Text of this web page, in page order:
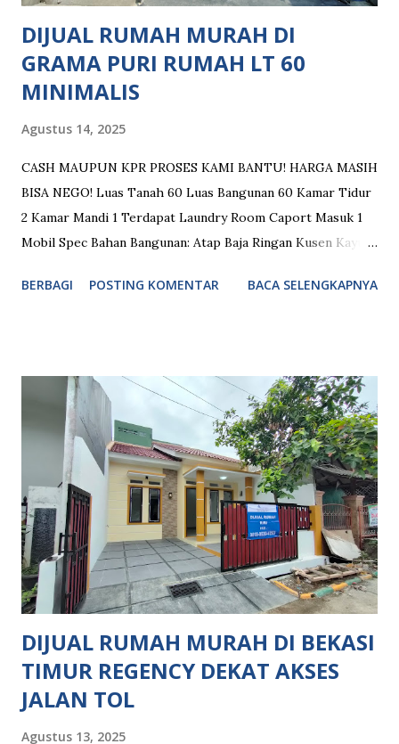
Komersil ditempuh hitungan menit: Ma...
DIJUAL RUMAH MURAH DI
GRAMA PURI RUMAH LT 60
MINIMALIS
Agustus 14, 2025
CASH MAUPUN KPR PROSES KAMI BANTU! HARGA MASIH
BISA NEGO! Luas Tanah 60 Luas Bangunan 60 Kamar Tidur
2 Kamar Mandi 1 Terdapat Laundry Room Caport Masuk 1
Mobil Spec Bahan Bangunan: Atap Baja Ringan Kusen Kayu
Lantai Granit 60x60 Garasi Full Keramik Dinding Hebel Air
Dekat Akses Stasiun Kereta Masuk Mobil ATM Center
Sport Center Lingkungan Aman & Nyaman Lokasi Bebas
Banjir Kolam Renang Akses Menuju Akses Jalan Tol: 30
Menit Menuju Tol Grand Wisata (Jakarta - Cikampek) 15
Menit Menuju Tol Gorr 2 (Cibitung - Cimanggis) Akses
Menuju Akses Stasiun Kereta: 10 Menit Menuju Stasiun KRL
Cibitung Fasilitas Komersil ditempuh hitungan menit: Mall
Metland Cibitung Mall Sentral Grosir Cikarang Mall Living
World Grand Wisata Fasilitas Rekreasi : GO WET water
park Waterland Cibitung F...
BERBAGI POSTING KOMENTAR BACA SELENGKAPNYA
DIJUAL RUMAH MURAH DI BEKASI
TIMUR REGENCY DEKAT AKSES
JALAN TOL
Agustus 13, 2025